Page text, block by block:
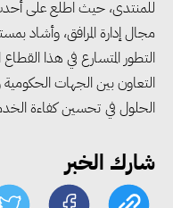
للمنتدى، حيث اطلع على أحدث
مجال إدارة المرافق، وأشاد
التطور المتسارع في هذا
التعاون بين الجهات
الحلول في تحسين كفاءة
شارك الخبر
وزير
الصين
وجذب